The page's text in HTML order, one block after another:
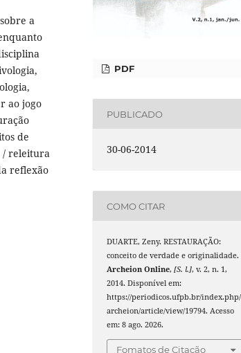
a
ao jogo
de
/ releitura
reflexão
PDF
PUBLICADO
30-06-2014
COMO CITAR
DUARTE, Zeny. RESTAURAÇÃO:
conceito de verdade e originalidade.
Archeion Online,[S. l.], v. 2, n. 1,
2014. Disponível em:
https://periodicos.ufpb.br/index.php/
archeion/article/view/19794. Acesso
em: 8 ago. 2026.
Fomatos de Citação